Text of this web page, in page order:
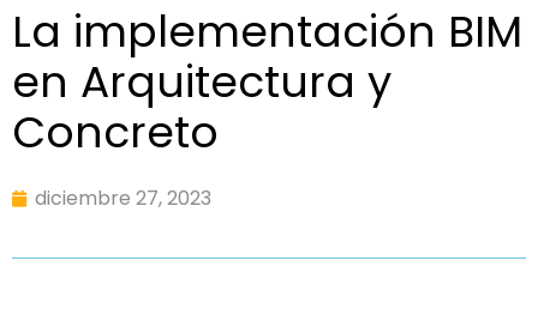
La implementación BIM
en Arquitectura y
Concreto
diciembre 27, 2023